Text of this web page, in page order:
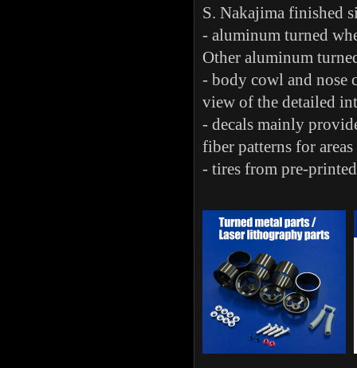
S. Nakajima finished
- aluminum turned
Other aluminum
- body cowl and nose
view of the detailed
- decals mainly
fiber patterns for
- tires from pre-